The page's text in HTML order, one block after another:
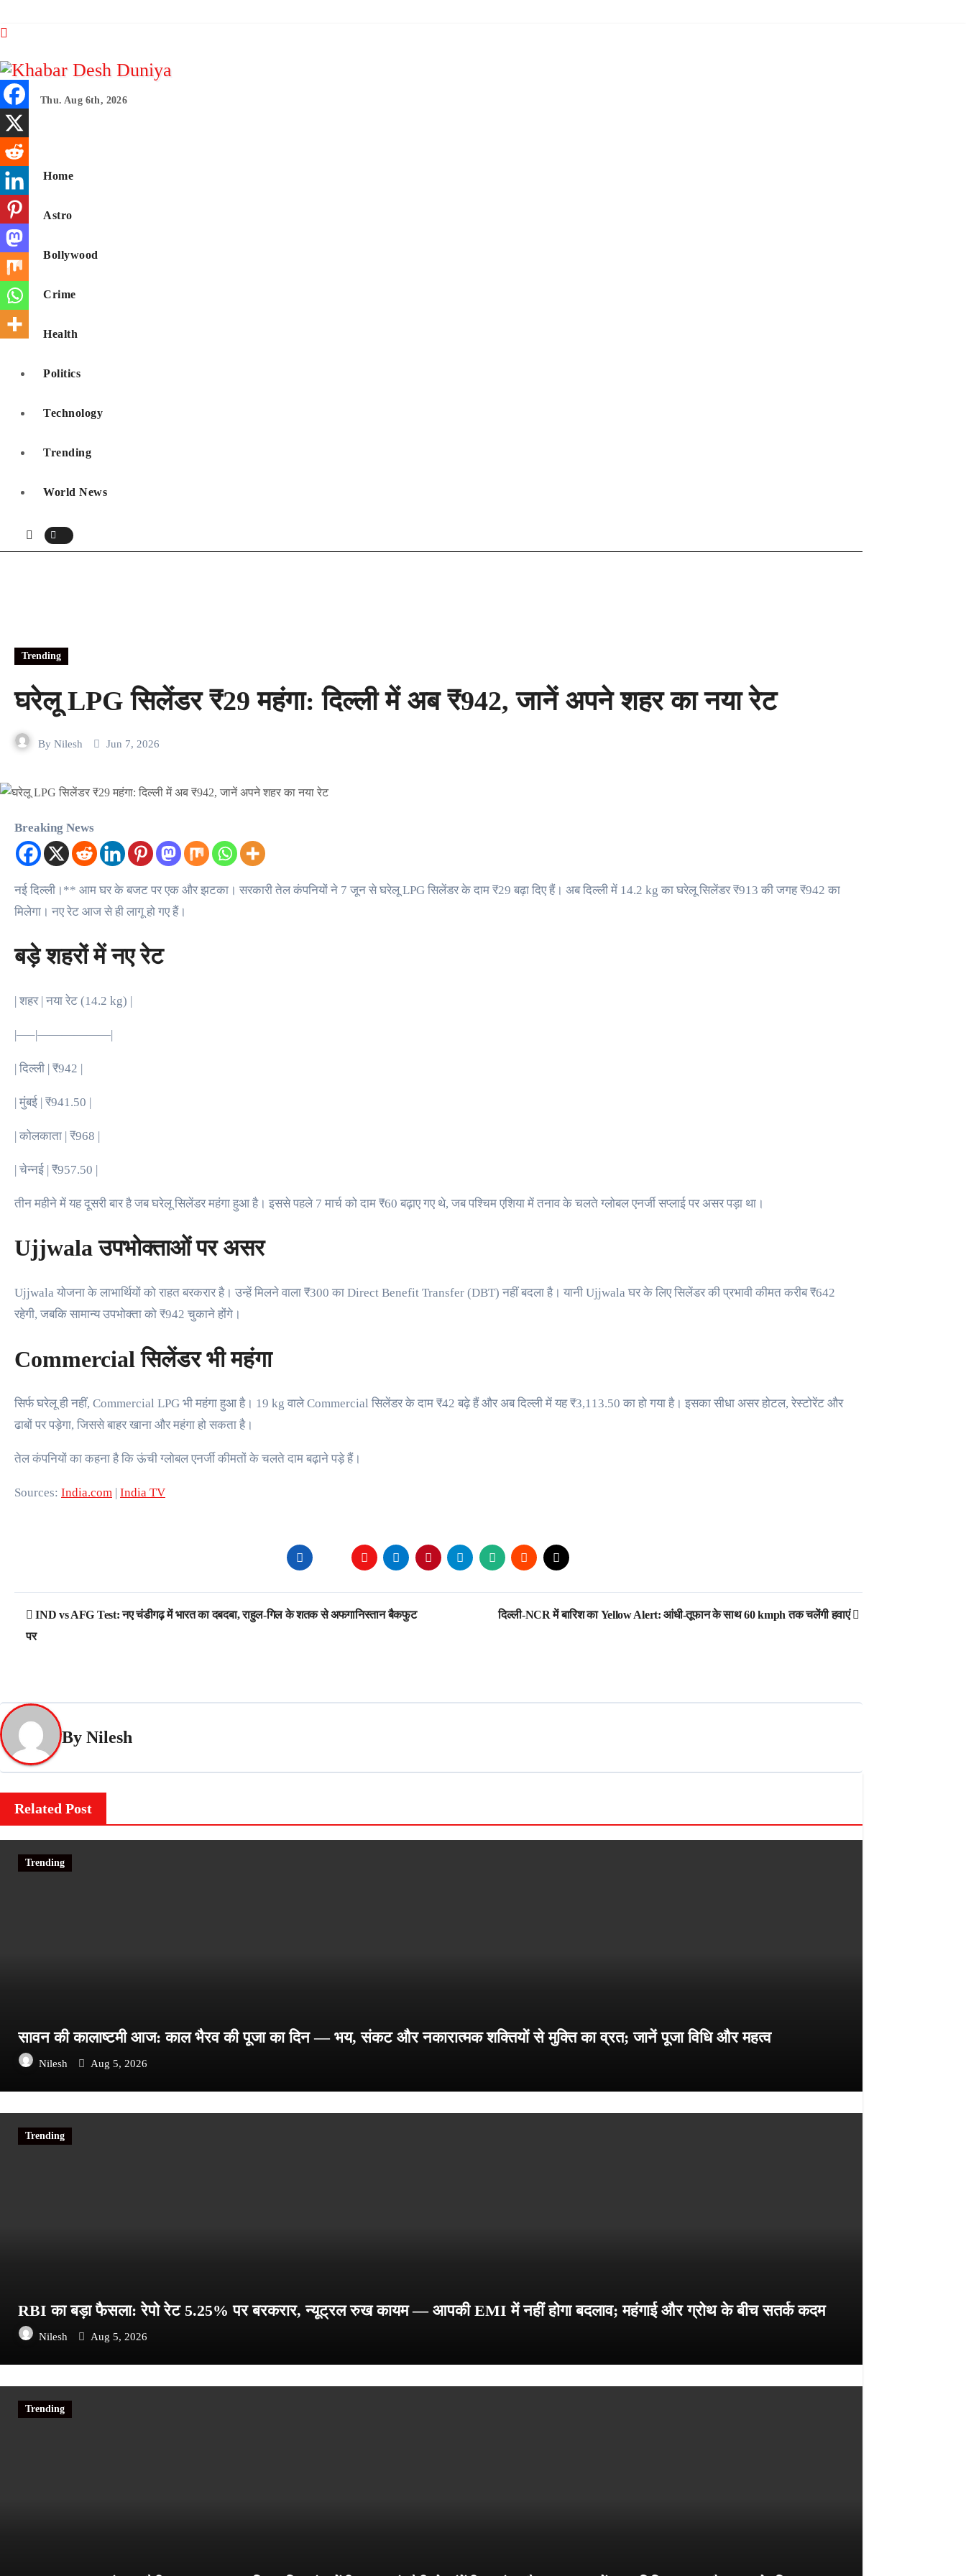
to
Thu. Aug 6th, 2026
Home
Astro
Bollywood
Crime
Health
Politics
Technology
Trending
World News
Trending
घरेलू LPG सिलेंडर ₹29 महंगा: दिल्ली में अब ₹942, जानें अपने शहर का नया रेट
By Nilesh Jun 7, 2026
Breaking News
नई दिल्ली।** आम घर के बजट पर एक और झटका। सरकारी तेल कंपनियों ने 7 जून से घरेलू LPG सिलेंडर के दाम ₹29 बढ़ा दिए हैं। अब दिल्ली में 14.2 kg का घरेलू सिलेंडर ₹913 की जगह ₹942 का
मिलेगा। नए रेट आज से ही लागू हो गए हैं।
बड़े शहरों में नए रेट
| शहर | नया रेट (14.2 kg) |
|—–|——————|
| दिल्ली | ₹942 |
| मुंबई | ₹941.50 |
| कोलकाता | ₹968 |
| चेन्नई | ₹957.50 |
तीन महीने में यह दूसरी बार है जब घरेलू सिलेंडर महंगा हुआ है। इससे पहले 7 मार्च को दाम ₹60 बढ़ाए गए थे, जब पश्चिम एशिया में तनाव के चलते ग्लोबल एनर्जी सप्लाई पर असर पड़ा था।
Ujjwala उपभोक्ताओं पर असर
Ujjwala योजना के लाभार्थियों को राहत बरकरार है। उन्हें मिलने वाला ₹300 का Direct Benefit Transfer (DBT) नहीं बदला है। यानी Ujjwala घर के लिए सिलेंडर की प्रभावी कीमत करीब ₹642
रहेगी, जबकि सामान्य उपभोक्ता को ₹942 चुकाने होंगे।
Commercial सिलेंडर भी महंगा
सिर्फ घरेलू ही नहीं, Commercial LPG भी महंगा हुआ है। 19 kg वाले Commercial सिलेंडर के दाम ₹42 बढ़े हैं और अब दिल्ली में यह ₹3,113.50 का हो गया है। इसका सीधा असर होटल, रेस्टोरेंट और
ढाबों पर पड़ेगा, जिससे बाहर खाना और महंगा हो सकता है।
तेल कंपनियों का कहना है कि ऊंची ग्लोबल एनर्जी कीमतों के चलते दाम बढ़ाने पड़े हैं।
Sources: India.com | India TV
Post
navigation
IND vs AFG Test: नए चंडीगढ़ में भारत का दबदबा, राहुल-गिल के शतक से अफगानिस्तान बैकफुट
पर
दिल्ली-NCR में बारिश का Yellow Alert: आंधी-तूफान के साथ 60 kmph तक चलेंगी हवाएं
By Nilesh
Related Post
Trending
सावन की कालाष्टमी आज: काल भैरव की पूजा का दिन — भय, संकट और नकारात्मक शक्तियों से मुक्ति का व्रत; जानें पूजा विधि और महत्व
Nilesh Aug 5, 2026
Trending
RBI का बड़ा फैसला: रेपो रेट 5.25% पर बरकरार, न्यूट्रल रुख कायम — आपकी EMI में नहीं होगा बदलाव; महंगाई और ग्रोथ के बीच सतर्क कदम
Nilesh Aug 5, 2026
Trending